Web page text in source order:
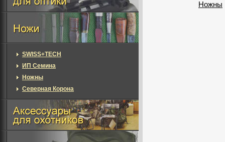
Ножны
SWISS+TECH
ИП Семина
Ножны
Северная Корона